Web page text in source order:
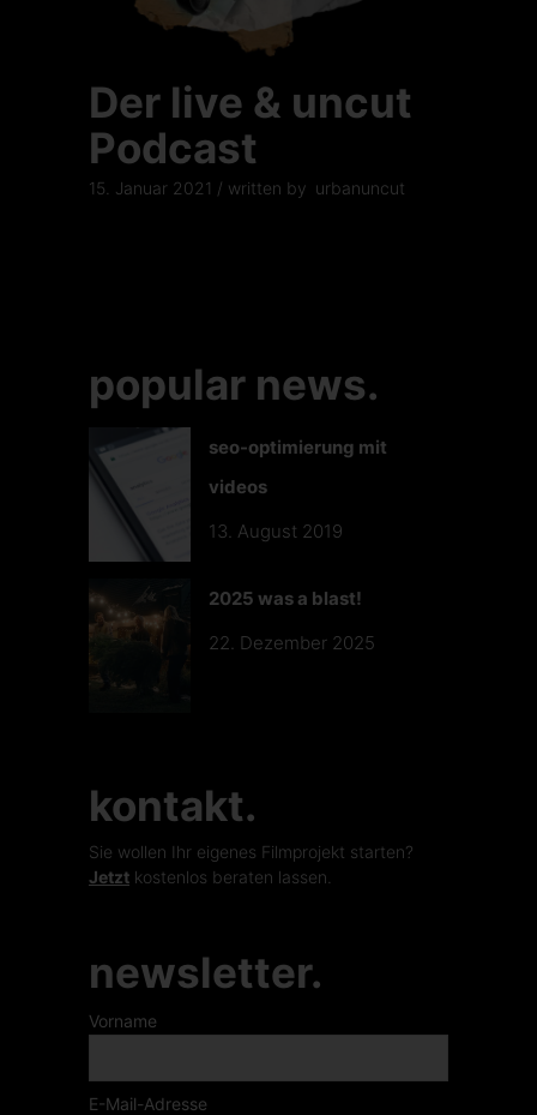
Der live & uncut
Podcast
15. Januar 2021 written by urbanuncut
popular news.
seo-optimierung mit
videos
13. August 2019
2025 was a blast!
22. Dezember 2025
kontakt.
Sie wollen Ihr eigenes Filmprojekt starten?
Jetzt kostenlos beraten lassen.
newsletter.
Vorname
E-Mail-Adresse